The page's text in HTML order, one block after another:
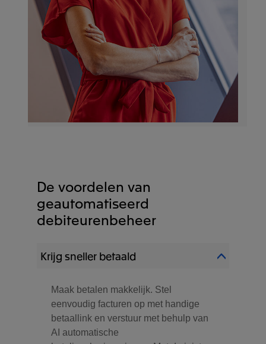
De voordelen van
geautomatiseerd
debiteurenbeheer
Krijg sneller betaald
Maak betalen makkelijk. Stel
eenvoudig facturen op met handige
betaallink en verstuur met behulp van
AI automatische